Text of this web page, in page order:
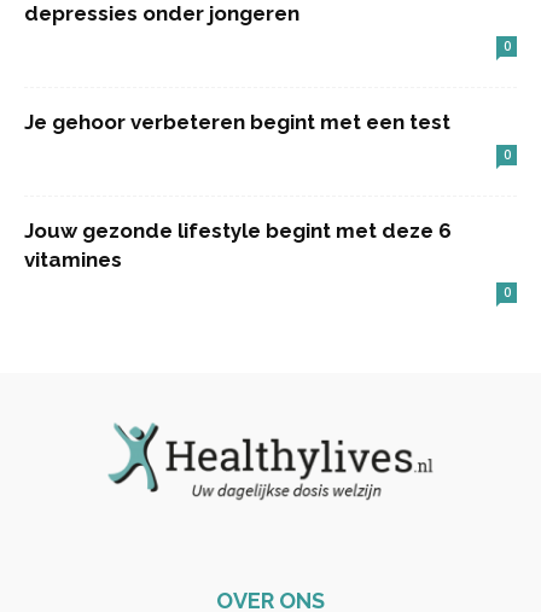
depressies onder jongeren
0
Je gehoor verbeteren begint met een test
0
Jouw gezonde lifestyle begint met deze 6
vitamines
0
OVER ONS